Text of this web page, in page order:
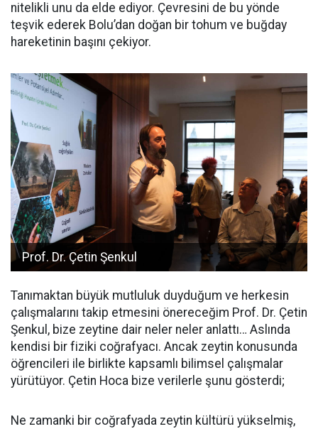
nitelikli unu da elde ediyor. Çevresini de bu yönde
teşvik ederek Bolu’dan doğan bir tohum ve buğday
hareketinin başını çekiyor.
Prof. Dr. Çetin Şenkul
Tanımaktan büyük mutluluk duyduğum ve herkesin
çalışmalarını takip etmesini önereceğim Prof. Dr. Çetin
Şenkul, bize zeytine dair neler neler anlattı… Aslında
kendisi bir fiziki coğrafyacı. Ancak zeytin konusunda
öğrencileri ile birlikte kapsamlı bilimsel çalışmalar
yürütüyor. Çetin Hoca bize verilerle şunu gösterdi;
Ne zamanki bir coğrafyada zeytin kültürü yükselmiş,